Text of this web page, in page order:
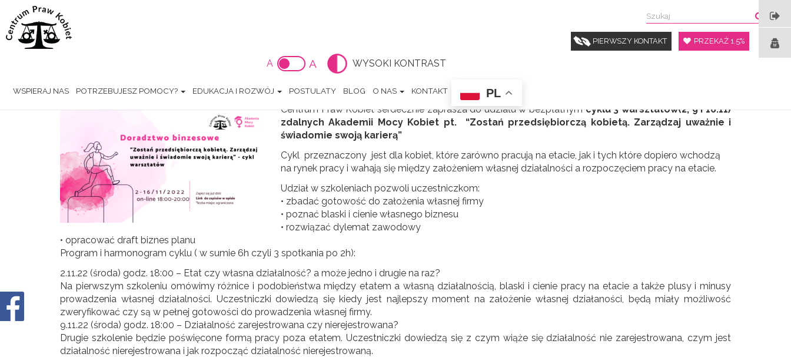
A A WYSOKI KONTRAST
WSPIERAJ NAS POTRZEBUJESZ POMOCY? EDUKACJA I ROZWÓJ POSTULATY BLOG O NAS KONTAKT PL
PIERWSZY KONTAKT PRZEKAŻ 1.5%
Home
Zostań przedsiębiorczą kobietą. Zarządzaj uważnie i świadomie swoją karierą – on-line
Centrum Praw Kobiet serdecznie zaprasza do udziału w bezpłatnym cyklu 3 warsztatów(2, 9 i 16.11)
zdalnych Akademii Mocy Kobiet pt. “Zostań przedsiębiorczą kobietą. Zarządzaj uważnie i
świadomie swoją karierą”
Cykl przeznaczony jest dla kobiet, które zarówno pracują na etacie, jak i tych które dopiero wchodzą
na rynek pracy i wahają się między założeniem własnej działalności a rozpoczęciem pracy na etacie.
Udział w szkoleniach pozwoli uczestniczkom:
• zbadać gotowość do założenia własnej firmy
• poznać blaski i cienie własnego biznesu
• rozwiązać dylemat zawodowy
• opracować draft biznes planu
Program i harmonogram cyklu ( w sumie 6h czyli 3 spotkania po 2h):
2.11.22 (środa) godz. 18:00 – Etat czy własna działalność? a może jedno i drugie na raz?
Na pierwszym szkoleniu omówimy różnice i podobieństwa między etatem a własną działalnością, blaski i cienie pracy na etacie a także plusy i minusy
prowadzenia własnej działalności. Uczestniczki dowiedzą się kiedy jest najlepszy moment na założenie własnej działaności, będą miały możliwość
zweryfikować czy są w pełnej gotowości do prowadzenia własnej firmy.
9.11.22 (środa) godz. 18:00 – Działalność zarejestrowana czy nierejestrowana?
Drugie szkolenie będzie poświęcone formą pracy poza etatem. Uczestniczki dowiedzą się z czym wiąże się działalność nie zarejestrowana, czym jest
działalność nierejestrowana i jak rozpocząć działalność nierejestrowaną.